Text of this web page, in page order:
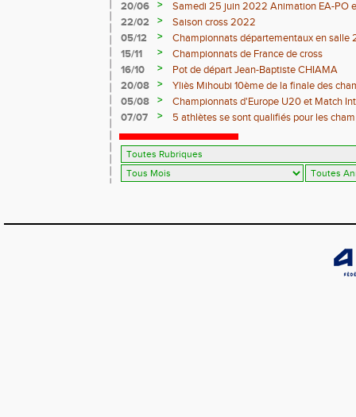
20/06
>
Samedi 25 juin 2022 Animation EA-PO
22/02
>
Saison cross 2022
05/12
>
Championnats départementaux en salle
15/11
>
Championnats de France de cross
16/10
>
Pot de départ Jean-Baptiste CHIAMA
20/08
>
Yliès Mihoubi 10ème de la finale des
05/08
>
Championnats d'Europe U20 et Match
07/07
>
5 athlètes se sont qualifiés pour les